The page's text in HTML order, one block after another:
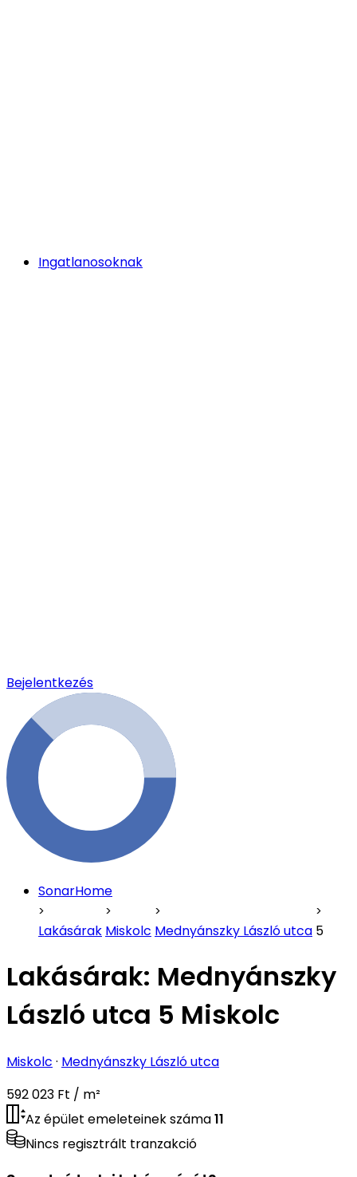
Ingatlanosoknak
Bejelentkezés
SonarHome
Lakásárak Miskolc Mednyánszky László utca 5
Lakásárak: Mednyánszky
László utca 5 Miskolc
Miskolc · Mednyánszky László utca
592 023 Ft / m²
Az épület emeleteinek száma11
Nincs regisztrált tranzakció